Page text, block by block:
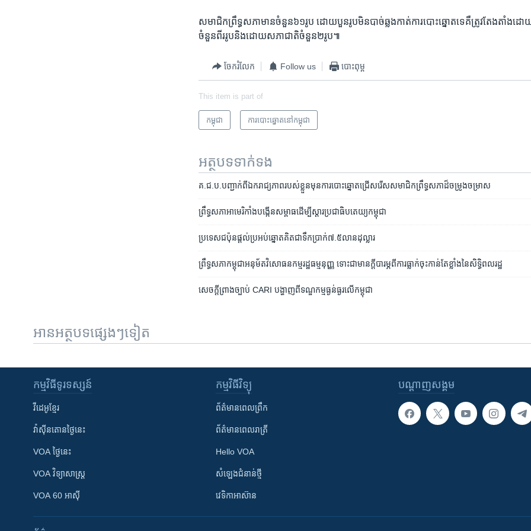
សមាជិក​ព្រឹទ្ធ​សភា​មាន​ចំនួន​៦១​រូប ​ដោយ​បួន​រូប​មិន​បាច់​ឆ្លង​កាត់​ការ​បោះឆ្នោត​ទេ​គឺត្រូវ​តែង​តាំង​ដោ
ចំនួន​ពីរ​រូប​និង​ដោយ​សភាជាតិ​ចំនួន​២​រូប៕
ចែករំលែក Follow us បោះពុម្ព
This item is part of
កម្ពុជា ​ការ​បោះឆ្នោត​​នៅ​កម្ពុជា
អត្ថបទ​ទាក់ទង
គ.ជ.ប.​បញ្ជាក់​ពី​ឯករាជ្យភាព​របស់​ខ្លួន​​មុន​ការ​បោះឆ្នោត​ជ្រើស​រើស​សមាជិក​​ព្រឹទ្ធ​សភា​​ដ៏​ចម្រូង​ចម្រាស
ព្រឹទ្ធសភា​អាមេរិកាំង​​បង្កើន​សម្ពាធ​ដើម្បី​ស្តារ​ប្រជាធិបតេយ្យ​កម្ពុជា​
ប្រទេស​ជប៉ុន​ផ្តល់​ប្រអប់​ឆ្នោត​គិត​ជា​ទឹកប្រាក់​៧.៥លានដុល្លារ
ព្រឹទ្ធសភា​កម្ពុជា​អនុម័ត​វិសោធនកម្ម​រដ្ឋធម្មនុញ្ញ​ ​ទោះ​ជា​មាន​ក្តី​បារម្ភ​ពី​ការ​ធ្លាក់​ចុះ​កាន់​តែ​ខ្លាំង​នៃ​សិទ្ធិ​ពលរដ្ឋ
សេចក្តី​ព្រាងច្បាប់​ CARI ​បង្ហាញ​ពី​ទណ្ឌកម្ម​ធ្ងន់ធ្ងរ​លើ​កម្ពុជា
អានអត្ថបទផ្សេងៗទៀត
បណ្តាញ​សង្គម
កម្មវិធី​ទូរទស្សន៍
វីដេអូ​ខ្មែរ
វ៉ាស៊ីនតោន​ថ្ងៃ​នេះ
VOA ថ្ងៃនេះ
VOA ​វិទ្យាសាស្ត្រ
VOA 60 អាស៊ី
កម្មវិធី​វិទ្យុ
ព័ត៌មាន​ពេល​ព្រឹក
ព័ត៌មាន​​ពេល​រាត្រី
Hello VOA
សំឡេង​ជំនាន់​ថ្មី
វេទិកា​អាស៊ាន